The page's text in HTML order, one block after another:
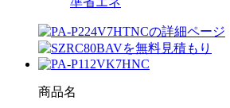
商品名